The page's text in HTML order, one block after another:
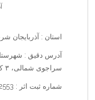
استان : آذربایجان
آدرس دقیق :
سراجوی شمالی، ۳ ک . م جنوب روستای قرطاول
شماره ثبت اثر : 22553